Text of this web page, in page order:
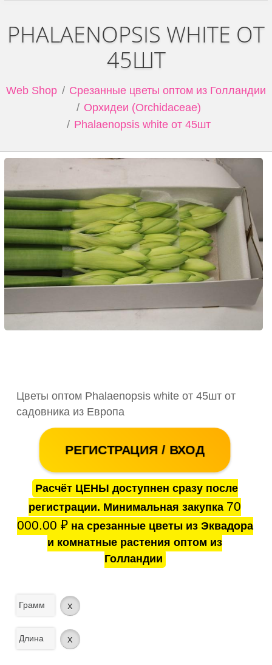
PHALAENOPSIS WHITE ОТ
45ШТ
Web Shop
Срезанные цветы оптом из Голландии
Орхидеи (Orchidaceae)
Phalaenopsis white от 45шт
Цветы оптом Phalaenopsis white от 45шт от
садовника из Европа
РЕГИСТРАЦИЯ / ВХОД
Расчёт ЦЕНЫ доступнен сразу после
регистрации. Минимальная закупка 70
000.00 ₽на срезанные цветы из Эквадора
и комнатные растения оптом из
Голландии
Грамм x
Длина x